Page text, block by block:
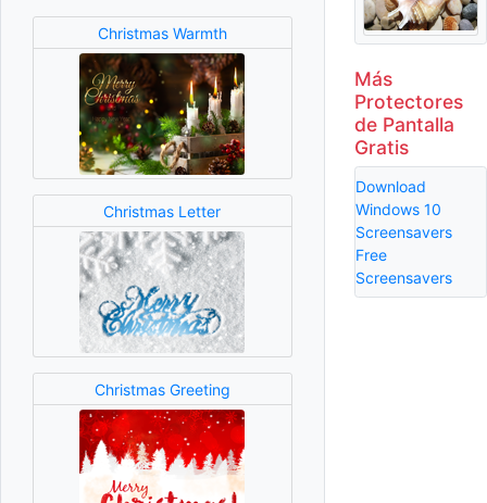
Christmas Warmth
Christmas Letter
Christmas Greeting
Más
Protectores
de Pantalla
Gratis
Download
Windows 10
Screensavers
Free
Screensavers